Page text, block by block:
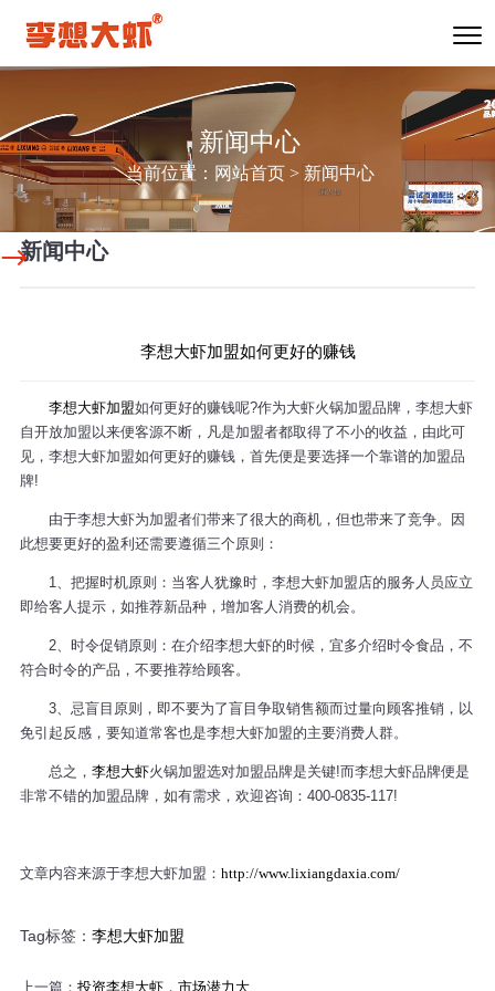
新闻中心
当前位置： 网站首页> 新闻中心
新闻中心
李想大虾加盟如何更好的赚钱
李想大虾加盟如何更好的赚钱呢?作为大虾火锅加盟品牌，李想大虾
自开放加盟以来便客源不断，凡是加盟者都取得了不小的收益，由此可
见，李想大虾加盟如何更好的赚钱，首先便是要选择一个靠谱的加盟品
牌!
由于李想大虾为加盟者们带来了很大的商机，但也带来了竞争。因
此想要更好的盈利还需要遵循三个原则：
1、把握时机原则：当客人犹豫时，李想大虾加盟店的服务人员应立
即给客人提示，如推荐新品种，增加客人消费的机会。
2、时令促销原则：在介绍李想大虾的时候，宜多介绍时令食品，不
符合时令的产品，不要推荐给顾客。
3、忌盲目原则，即不要为了盲目争取销售额而过量向顾客推销，以
免引起反感，要知道常客也是李想大虾加盟的主要消费人群。
总之， 李想大虾火锅加盟选对加盟品牌是关键!而李想大虾品牌便是
非常不错的加盟品牌，如有需求，欢迎咨询：400-0835-117!
文章内容来源于李想大虾加盟： http://www.lixiangdaxia.com/
Tag标签： 李想大虾加盟
上一篇： 投资李想大虾，市场潜力大